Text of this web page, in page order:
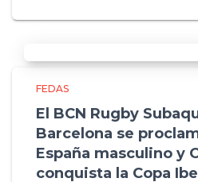
FEDAS
El BCN Rugby
Barcelona se
España masculino y
conquista la Copa